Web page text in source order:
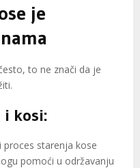
je
to ne znači da je
i kosi:
proces starenja kose
pomoći u održavanju